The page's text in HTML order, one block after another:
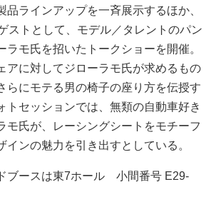
ラインアップを一斉展示するほか、
ストとして、モデル／タレントのパン
ラモ氏を招いたトークショーを開催。
アに対してジローラモ氏が求めるもの
らにモテる男の椅子の座り方を伝授す
トセッションでは、無類の自動車好き
モ氏が、レーシングシートをモチーフ
インの魅力を引き出すとしている。
ブースは東7ホール 小間番号 E29-